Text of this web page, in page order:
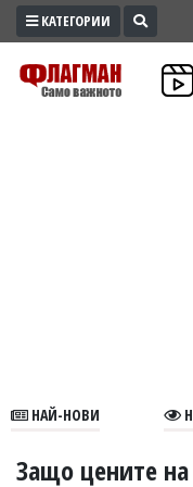
ПРОМО
ЗОНА
В
КАТЕГОРИИ
НАЙ-НОВИ
Защо цените на